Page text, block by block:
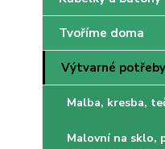
Tvoříme doma
Výtvarné potřeby
Malba, kresba,
Malovní na sklo,